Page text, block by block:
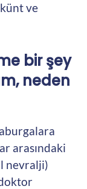
ve
bir şey
neden
arasındaki
nevralji)